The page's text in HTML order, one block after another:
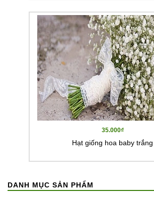
35.000₫
Hạt giống hoa baby trắng
DANH MỤC SẢN PHẨM